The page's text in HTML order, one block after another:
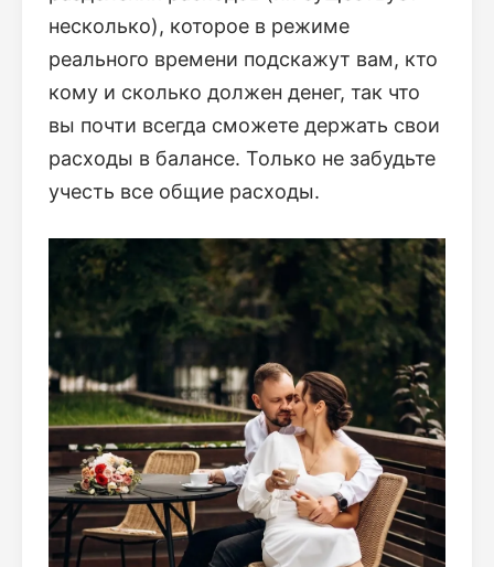
несколько), которое в режиме
реального времени подскажут вам, кто
кому и сколько должен денег, так что
вы почти всегда сможете держать свои
расходы в балансе. Только не забудьте
учесть все общие расходы.